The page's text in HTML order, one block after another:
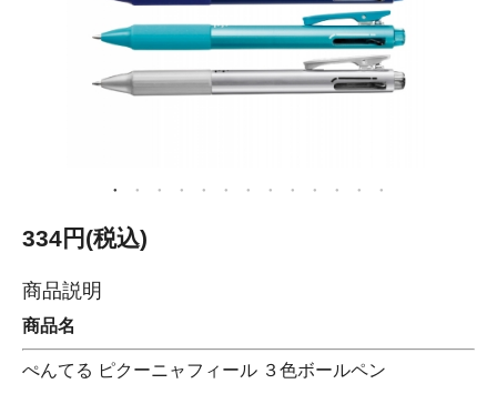
334円(税込)
商品説明
商品名
ぺんてる ピクーニャフィール ３色ボールペン